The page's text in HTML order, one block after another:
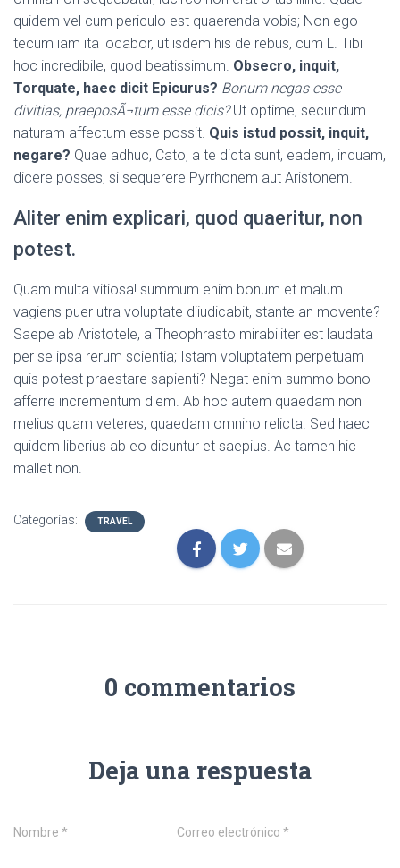
quidem vel cum periculo est quaerenda vobis; Non ego
tecum iam ita iocabor, ut isdem his de rebus, cum L. Tibi
hoc incredibile, quod beatissimum. Obsecro, inquit,
Torquate, haec dicit Epicurus? Bonum negas esse
divitias, praeposÃ¬tum esse dicis?Ut optime, secundum
naturam affectum esse possit. Quis istud possit, inquit,
negare? Quae adhuc, Cato, a te dicta sunt, eadem, inquam,
dicere posses, si sequerere Pyrrhonem aut Aristonem.
Aliter enim explicari, quod quaeritur, non
potest.
Quam multa vitiosa! summum enim bonum et malum
vagiens puer utra voluptate diiudicabit, stante an movente?
Saepe ab Aristotele, a Theophrasto mirabiliter est laudata
per se ipsa rerum scientia; Istam voluptatem perpetuam
quis potest praestare sapienti? Negat enim summo bono
afferre incrementum diem. Ab hoc autem quaedam non
melius quam veteres, quaedam omnino relicta. Sed haec
quidem liberius ab eo dicuntur et saepius. Ac tamen hic
mallet non.
Categorías: TRAVEL
0 commentarios
Deja una respuesta
Nombre * Correo electrónico *